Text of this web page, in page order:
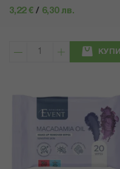
3,22 € / 6,30 лв.
КУПИ